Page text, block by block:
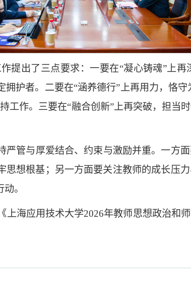
提出了三点要求：一要在“凝心铸魂”上
护者。二要在“涵养德行”上再用力，恪
工作。三要在“融合创新”上再突破，担当
管与厚爱结合、约束与激励并重。一方
想根基；另一方面要关注教师的成长压
。
上海应用技术大学2026年教师思想政治和